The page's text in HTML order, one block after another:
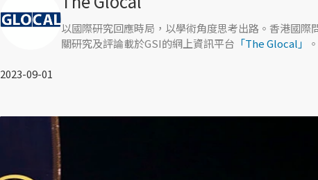
以國際研究回應時局，以學術角度思考出路。香港國
關研究及評論載於GSI的網上資訊平台 「The Glocal」 。
2023-09-01